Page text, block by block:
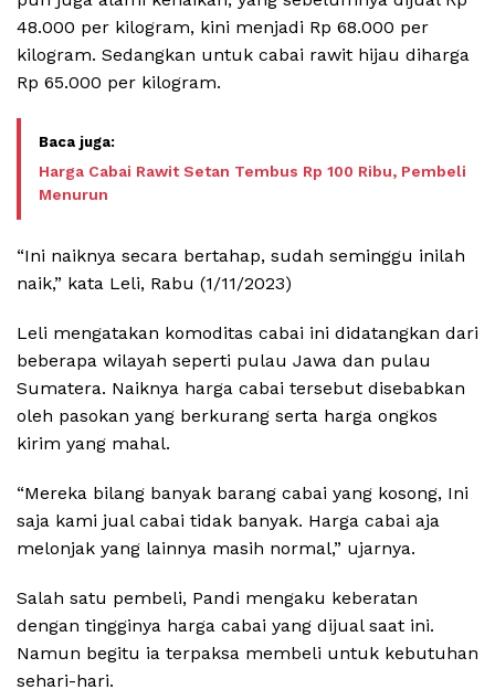
48.000 per kilogram, kini menjadi Rp 68.000 per
kilogram. Sedangkan untuk cabai rawit hijau diharga
Rp 65.000 per kilogram.
Harga Cabai Rawit Setan Tembus Rp 100 Ribu, Pembeli
Menurun
“Ini naiknya secara bertahap, sudah seminggu inilah
naik,” kata Leli, Rabu (1/11/2023)
Leli mengatakan komoditas cabai ini didatangkan dari
beberapa wilayah seperti pulau Jawa dan pulau
Sumatera. Naiknya harga cabai tersebut disebabkan
oleh pasokan yang berkurang serta harga ongkos
kirim yang mahal.
“Mereka bilang banyak barang cabai yang kosong, Ini
saja kami jual cabai tidak banyak. Harga cabai aja
melonjak yang lainnya masih normal,” ujarnya.
Salah satu pembeli, Pandi mengaku keberatan
dengan tingginya harga cabai yang dijual saat ini.
Namun begitu ia terpaksa membeli untuk kebutuhan
sehari-hari.